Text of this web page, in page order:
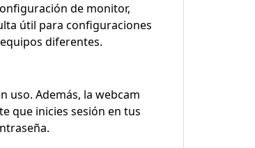
de monitor,
útil para configuraciones
diferentes.
uso. Además, la webcam
que inicies sesión en tus